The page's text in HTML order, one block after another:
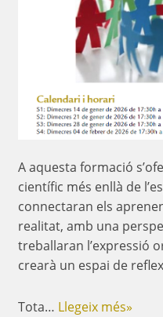
A aquesta formació
científic més enllà de
connectaran els
realitat, amb una
treballaran l’expressió
crearà un espai de
Tota… Llegeix més»